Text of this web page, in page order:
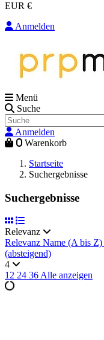
EUR €
Anmelden
Menü
Suche
Anmelden
0 Warenkorb
Startseite
Suchergebnisse
Suchergebnisse
Relevanz
Relevanz Name (A bis Z)
(absteigend)
4
12 24 36Alle anzeigen